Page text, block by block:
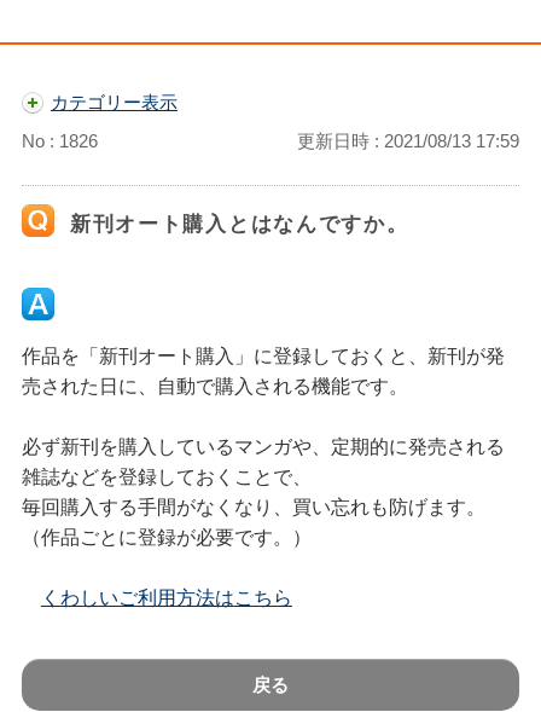
カテゴリー表示
No : 1826
更新日時 : 2021/08/13 17:59
新刊オート購入とはなんですか。
作品を「新刊オート購入」に登録しておくと、新刊が発
売された日に、自動で購入される機能です。
必ず新刊を購入しているマンガや、定期的に発売される
雑誌などを登録しておくことで、
毎回購入する手間がなくなり、買い忘れも防げます。
（作品ごとに登録が必要です。）
くわしいご利用方法はこちら
戻る